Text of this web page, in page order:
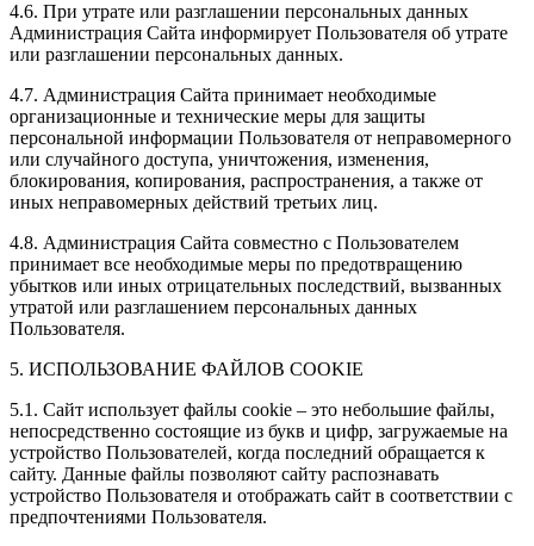
4.6. При утрате или разглашении персональных данных
Администрация Сайта информирует Пользователя об утрате
или разглашении персональных данных.
4.7. Администрация Сайта принимает необходимые
организационные и технические меры для защиты
персональной информации Пользователя от неправомерного
или случайного доступа, уничтожения, изменения,
блокирования, копирования, распространения, а также от
иных неправомерных действий третьих лиц.
4.8. Администрация Сайта совместно с Пользователем
принимает все необходимые меры по предотвращению
убытков или иных отрицательных последствий, вызванных
утратой или разглашением персональных данных
Пользователя.
5. ИСПОЛЬЗОВАНИЕ ФАЙЛОВ COOKIE
5.1. Сайт использует файлы cookie – это небольшие файлы,
непосредственно состоящие из букв и цифр, загружаемые на
устройство Пользователей, когда последний обращается к
сайту. Данные файлы позволяют сайту распознавать
устройство Пользователя и отображать сайт в соответствии с
предпочтениями Пользователя.